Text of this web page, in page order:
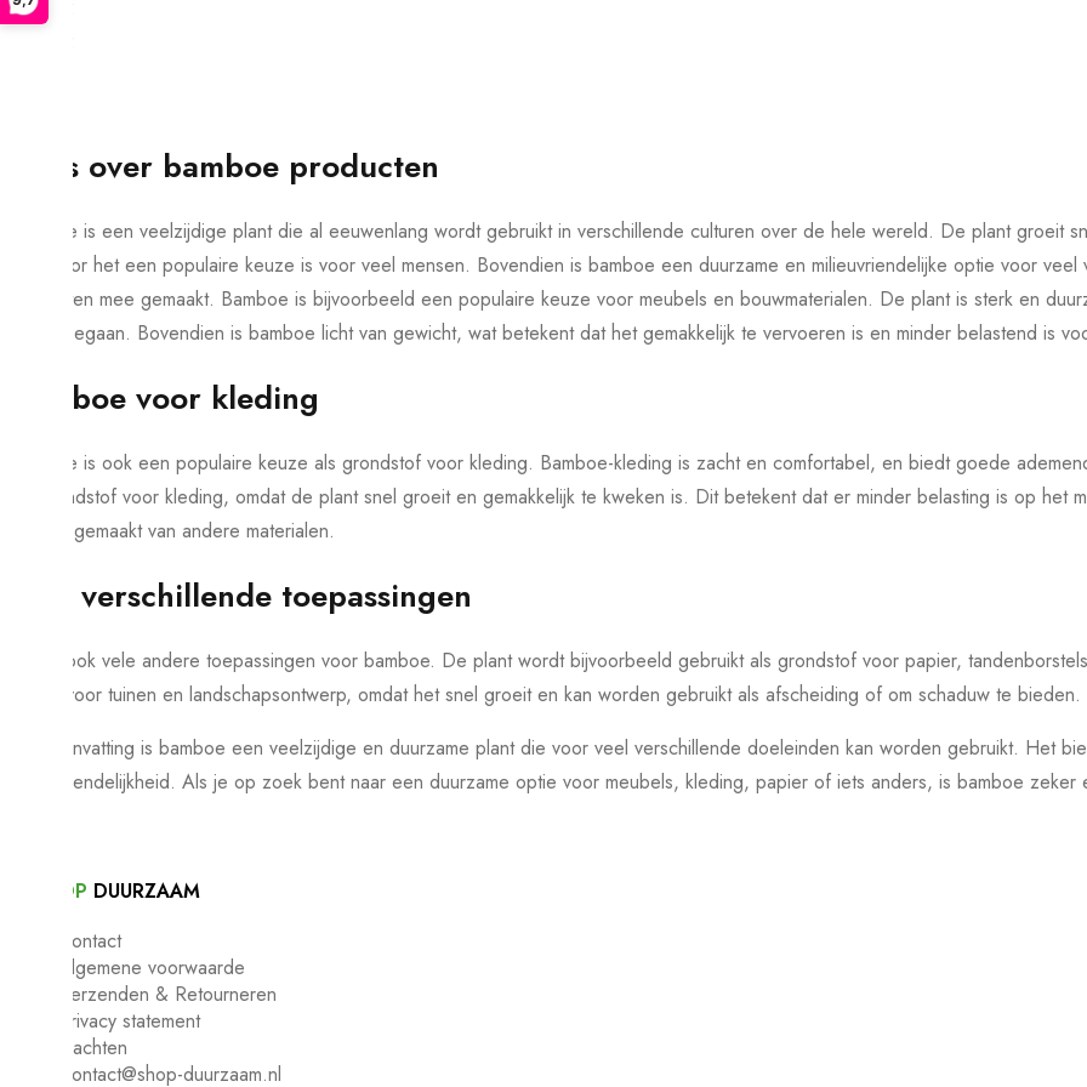
€7,95
Alles over bamboe producten
Bamboe is een veelzijdige plant die al eeuwenlang wordt gebruikt in verschillende culturen over de hele wereld. De plant groeit
waardoor het een populaire keuze is voor veel mensen. Bovendien is bamboe een duurzame en milieuvriendelijke optie voor
producten mee gemaakt. Bamboe is bijvoorbeeld een populaire keuze voor meubels en bouwmaterialen. De plant is sterk en
lang meegaan. Bovendien is bamboe licht van gewicht, wat betekent dat het gemakkelijk te vervoeren is en minder belastend is
Bamboe voor kleding
Bamboe is ook een populaire keuze als grondstof voor kleding. Bamboe-kleding is zacht en comfortabel, en biedt goede
als grondstof voor kleding, omdat de plant snel groeit en gemakkelijk te kweken is. Dit betekent dat er minder belasting is op het
kleding gemaakt van andere materialen.
Veel verschillende toepassingen
Er zijn ook vele andere toepassingen voor bamboe. De plant wordt bijvoorbeeld gebruikt als grondstof voor papier,
keuze voor tuinen en landschapsontwerp, omdat het snel groeit en kan worden gebruikt als afscheiding of om schaduw te bieden.
In samenvatting is bamboe een veelzijdige en duurzame plant die voor veel verschillende doeleinden kan worden gebruikt. Het
milieuvriendelijkheid. Als je op zoek bent naar een duurzame optie voor meubels, kleding, papier of iets anders, is bamboe
SHOP DUURZAAM
Contact
Algemene voorwaarde
Verzenden & Retourneren
Privacy statement
Klachten
Contact@shop-duurzaam.nl